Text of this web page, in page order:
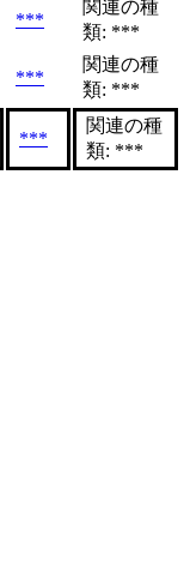
***
関連の種
類: ***
***
関連の種
類: ***
***
関連の種
類: ***